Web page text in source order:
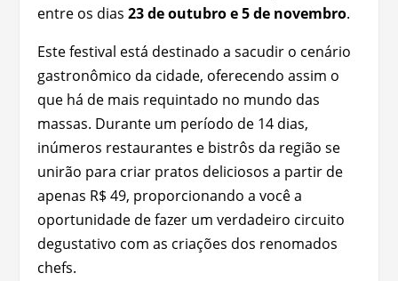
entre os dias23 de outubro e 5 de novembro.
Este festival está destinado a sacudir o cenário
gastronômico da cidade, oferecendo assim o
que há de mais requintado no mundo das
massas. Durante um período de 14 dias,
inúmeros restaurantes e bistrôs da região se
unirão para criar pratos deliciosos a partir de
apenas R$ 49, proporcionando a você a
oportunidade de fazer um verdadeiro circuito
degustativo com as criações dos renomados
chefs.